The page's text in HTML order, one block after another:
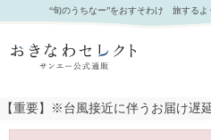
｜おきなわセレクト サンエー公式通販
“旬のうちなー”をおすそわけ 旅するよ
【重要】※台風接近に伴うお届け遅